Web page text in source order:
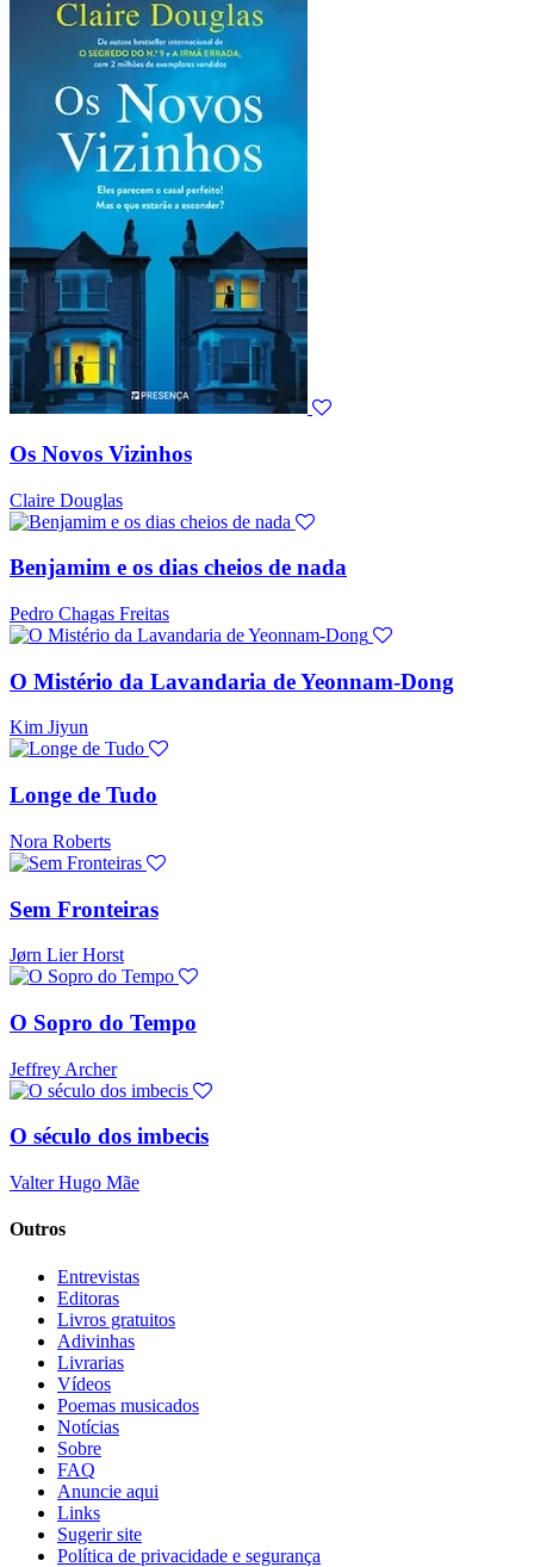
Os Novos Vizinhos
Claire Douglas
Benjamim e os dias cheios de nada
Pedro Chagas Freitas
O Mistério da Lavandaria de Yeonnam-Dong
Kim Jiyun
Longe de Tudo
Nora Roberts
Sem Fronteiras
Jørn Lier Horst
O Sopro do Tempo
Jeffrey Archer
O século dos imbecis
Valter Hugo Mãe
Outros
Entrevistas
Editoras
Livros gratuitos
Adivinhas
Livrarias
Vídeos
Poemas musicados
Notícias
Sobre
FAQ
Anuncie aqui
Links
Sugerir site
Política de privacidade e segurança